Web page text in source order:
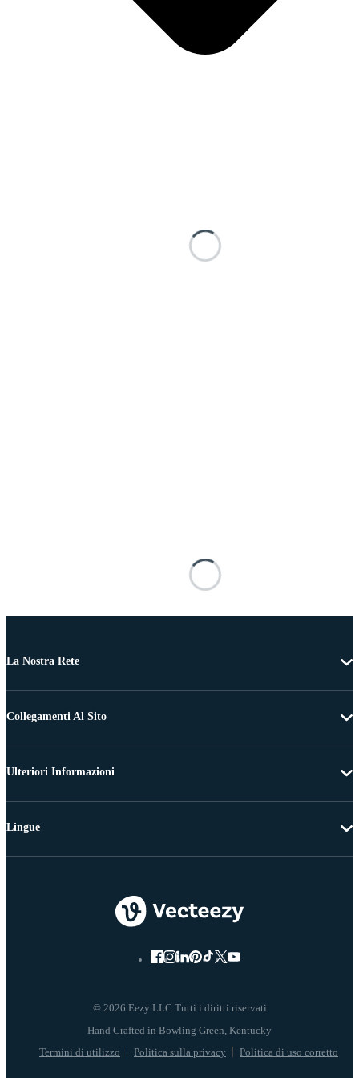
La Nostra Rete
Collegamenti Al Sito
Ulteriori Informazioni
© 2026 Eezy LLC Tutti i diritti riservati
Termini di utilizzo Politica sulla privacy Politica di uso corretto
Lingue